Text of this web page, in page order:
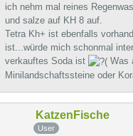
ich nehm mal reines
und salze auf KH 8 auf.
Tetra Kh+ ist ebenfalls
ist...würde mich schonmal
verkauftes Soda ist
Was
Minilandschaftssteine oder
KatzenFische
User